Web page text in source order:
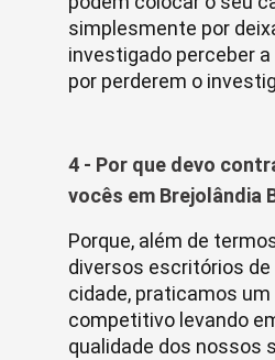
simplesmente por
investigado perceber
por perderem o
4 - Por que devo
vocês em Brejolândia
Porque, além de
diversos escritórios de
cidade, praticamos
competitivo levando
qualidade dos nossos